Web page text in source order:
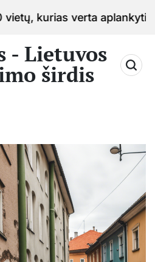
verta aplankyti keliaujant
- Lietuvos
širdis